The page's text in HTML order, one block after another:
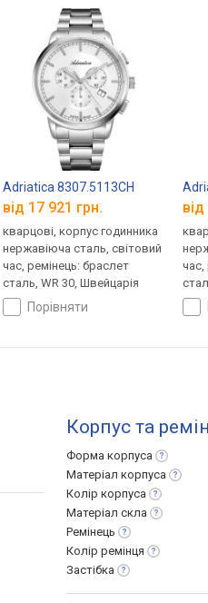
Adriatica 8307.5113CH
від 17 921 грн.
кварцові, корпус годинника
нержавіюча сталь, світовий
час, ремінець: браслет
сталь, WR 30, Швейцарія
порівняти
час,
Корпус та
Форма корпуса
Матеріал корпуса
Колір корпуса
Матеріал скла
Ремінець
Колір ремінця
Застібка